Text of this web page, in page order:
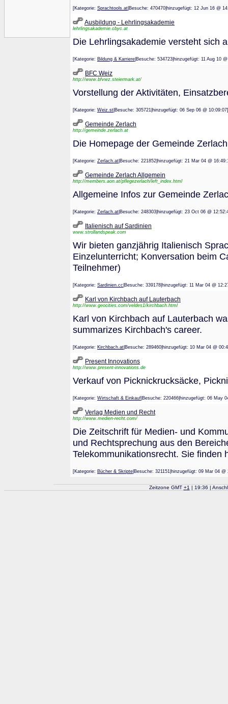
[Kategorie: Sprachtools.at |Besuche: 470470|hinzugefügt: 12 Jun
Ausbildung - Lehrlingsakademie
lehrlingsakademie.cbyc.at
Die Lehrlingsakademie versteht sich
[Kategorie: Bildung & Karriere |Besuche: 534723|hinzugefügt: 11
BFC Weiz
http://www.bfvwz.steiermark.at/
Vorstellung der Aktivitäten,
[Kategorie: Weiz.st |Besuche: 305721|hinzugefügt: 06 Sep 06 @
Gemeinde Zerlach
http://gemeinde.zerlach.at
Die Homepage der Gemeinde
[Kategorie: Zerlach.at |Besuche: 221852|hinzugefügt: 21 Mar 04 @
Gemeinde Zerlach Allgemein
http://members.aon.at/pflegezerlach/left_index.html
Allgemeine Infos zur Gemeinde
[Kategorie: Zerlach.at |Besuche: 248303|hinzugefügt: 23 Oct 06 @
Italienisch auf Sardinien
www.strollandspeak.com
Wir bieten ganzjährig Italienisch
Einzelunterricht; Konversation beim
Teilnehmer)
[Kategorie: Sardinien.cc |Besuche: 339178|hinzugefügt: 11 Mar 04
Karl von Kirchbach auf Lauterbach
http://www.geocities.com/veldes1/kirchbach.html
Karl von Kirchbach auf Lauterbach
summarizes Kirchbach's career.
[Kategorie: Kirchbach.at |Besuche: 289460|hinzugefügt: 10 Mar 04
Present Innovations
http://www.present-innovations.de
Verkauf von Picknickrucksäcke,
[Kategorie: Wirtschaft & Einkauf |Besuche: 220466|hinzugefügt: 06
Verlag Medien und Recht
http://www.medien-recht.com/
Die Zeitschrift für Medien- und
und Rechtsprechung aus den
Telekommunikationsrecht. Sie finden
[Kategorie: Bücher & Skripte |Besuche: 321151|hinzugefügt: 09 Mar
Zeitzone GMT +1 | 19:36 |